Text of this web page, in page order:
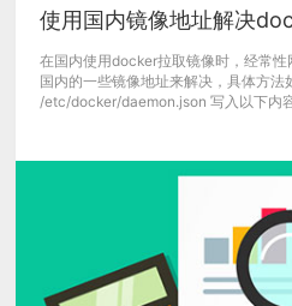
在国内使用docker拉取镜像时，经常
国内的一些镜像地址来解决，具体方法
/etc/docker/daemon.json 写入以下内